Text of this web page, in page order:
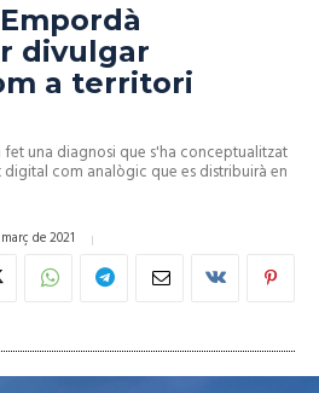
divulgar
a territori
fet una diagnosi que s'ha conceptualitzat
com analògic que es distribuirà en
de 2021